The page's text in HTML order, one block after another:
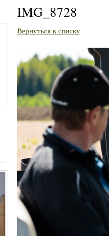
IMG_8728
Вернуться к списку